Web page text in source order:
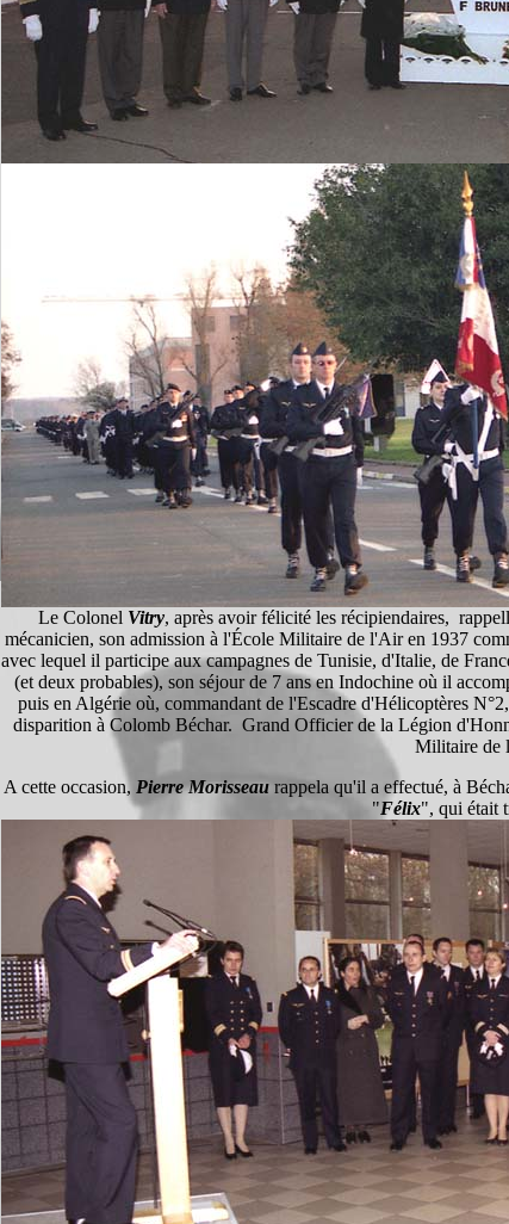
Le Colonel Vitry, après avoir félicité les récipiendaires,
mécanicien, son admission à l'École Militaire de l'Air en 1937
avec lequel il participe aux campagnes de Tunisie, d'Italie, de
(et deux probables), son séjour de 7 ans en Indochine où il
puis en Algérie où, commandant de l'Escadre d'Hélicoptères
disparition à Colomb Béchar. Grand Officier de la Légion
Militaire de
A cette occasion, Pierre Morisseau rappela qu'il a effectué, à
"Félix", qui était